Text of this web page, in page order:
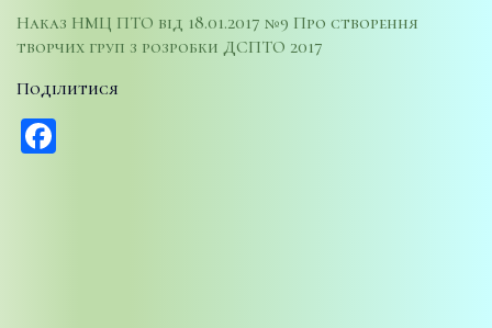
Наказ НМЦ ПТО від 18.01.2017 №9 Про створення
творчих груп з розробки ДСПТО 2017
Поділитися